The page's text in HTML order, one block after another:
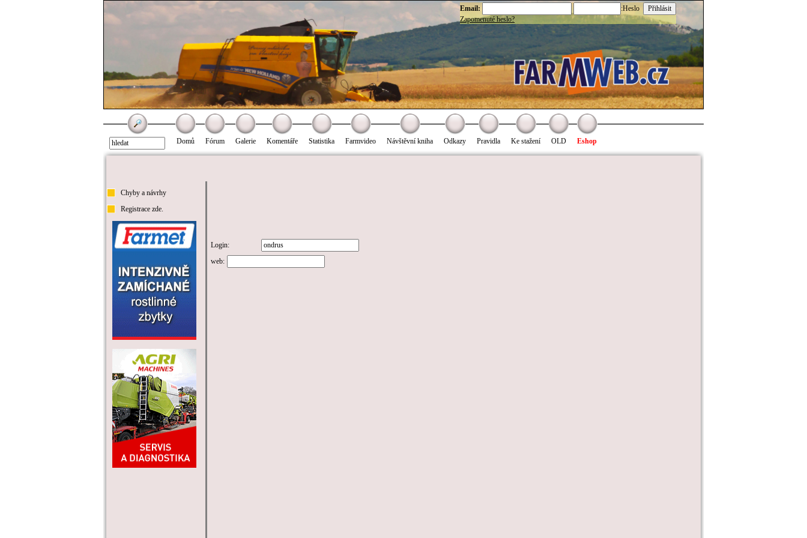
Email:
:Heslo
Zapomenuté heslo?
Domů Fórum Galerie Komentáře Statistika Farmvideo Návštěvní kniha Odkazy Pravidla Ke stažení OLD Eshop
Chyby a návrhy
Registrace zde.
Login:
web: